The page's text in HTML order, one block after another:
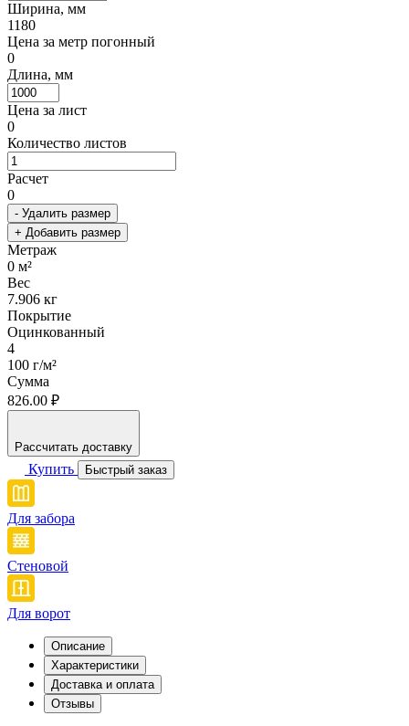
Ширина, мм
1180
Цена за метр погонный
0
Длина, мм
Цена за лист
0
Количество листов
Расчет
0
- Удалить размер
+ Добавить размер
Метраж
0 м²
Вес
7.906 кг
Покрытие
Оцинкованный
4
100 г/м²
Сумма
826.00 ₽
Рассчитать доставку
Купить Быстрый заказ
Для забора
Стеновой
Для ворот
Описание
Характеристики
Доставка и оплата
Отзывы